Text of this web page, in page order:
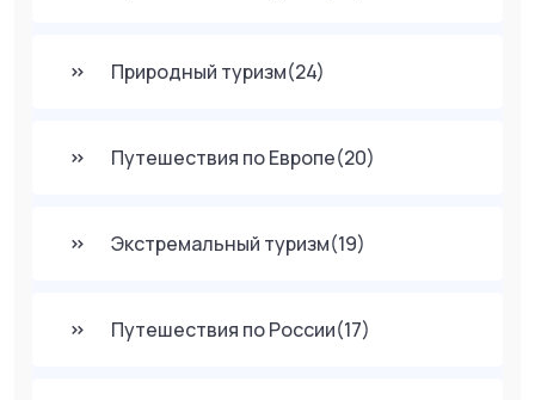
Природный туризм(24)
Путешествия по Европе(20)
Экстремальный туризм(19)
Путешествия по России(17)